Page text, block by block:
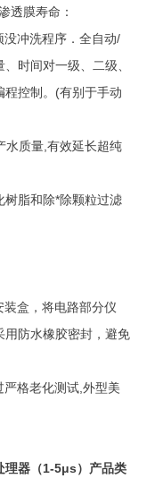
膜寿命：
冲洗程序．全自动/
时间对一级、二级、
程控制。(有别于手动
质量,有效延长超纯
脂和除*除颗粒过滤
盒，将电路部分仪
用防水橡胶密封，避免
格老化测试,外型美
器（1-5μs） 产品类